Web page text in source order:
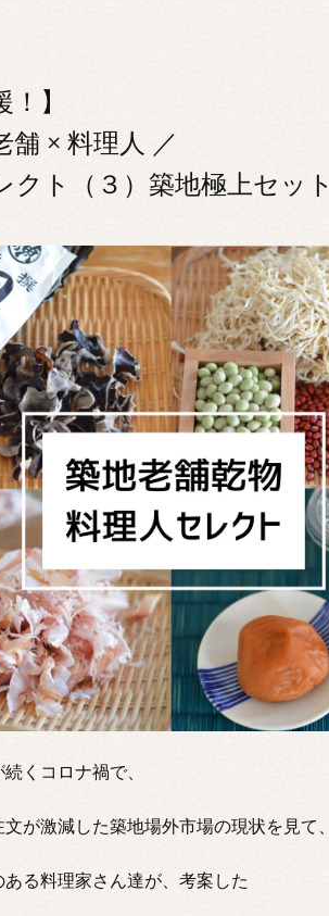
】
× 料理人 ／
クト（３）築地極上セット
くコロナ禍で、
が激減した築地場外市場の現状を見て、
る料理家さん達が、考案した